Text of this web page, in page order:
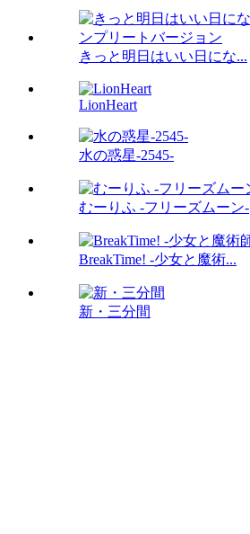
きっと明日はいい日にな...
LionHeart
水の惑星-2545-
むーりふ -フリーズムーン-
BreakTime! -少女と魔術...
新・三分間